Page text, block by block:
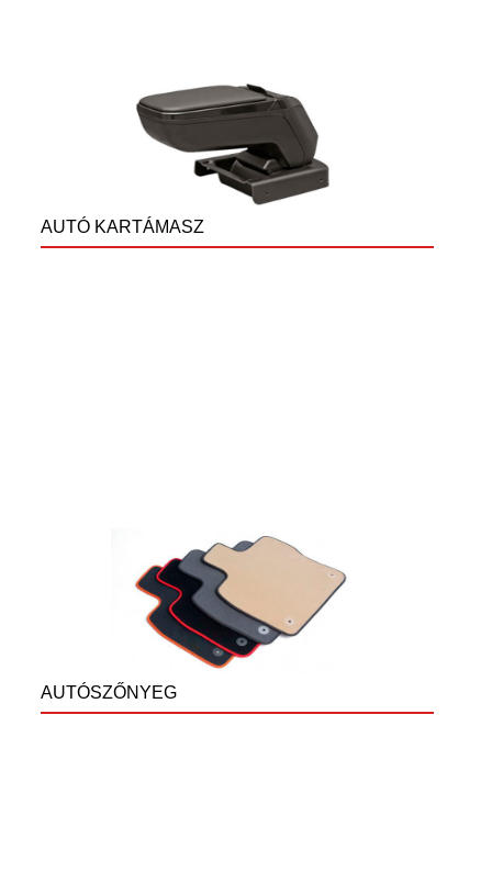
AUTÓ KARTÁMASZ
AUTÓSZŐNYEG